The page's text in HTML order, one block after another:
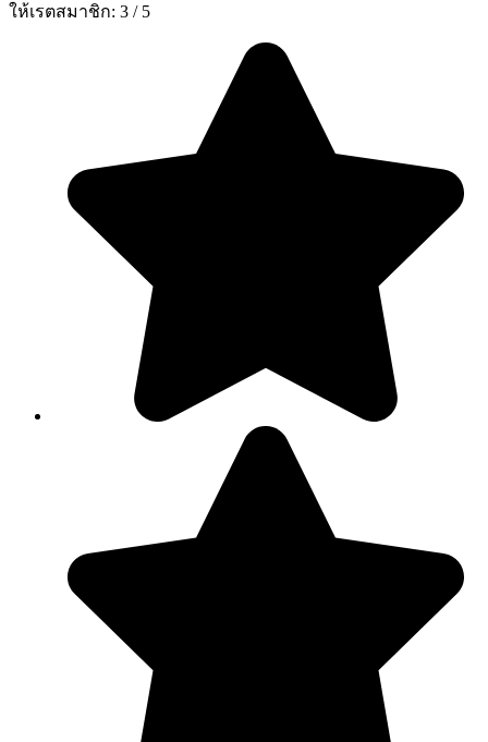
ให้เรตสมาชิก: 3 / 5